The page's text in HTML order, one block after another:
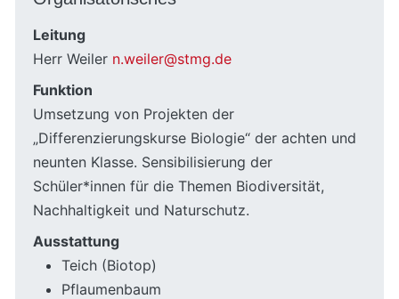
Leitung
Herr Weiler n.weiler@stmg.de
Funktion
Umsetzung von Projekten der
„Differenzierungskurse Biologie“ der achten und
neunten Klasse. Sensibilisierung der
Schüler*innen für die Themen Biodiversität,
Nachhaltigkeit und Naturschutz.
Ausstattung
Teich (Biotop)
Pflaumenbaum